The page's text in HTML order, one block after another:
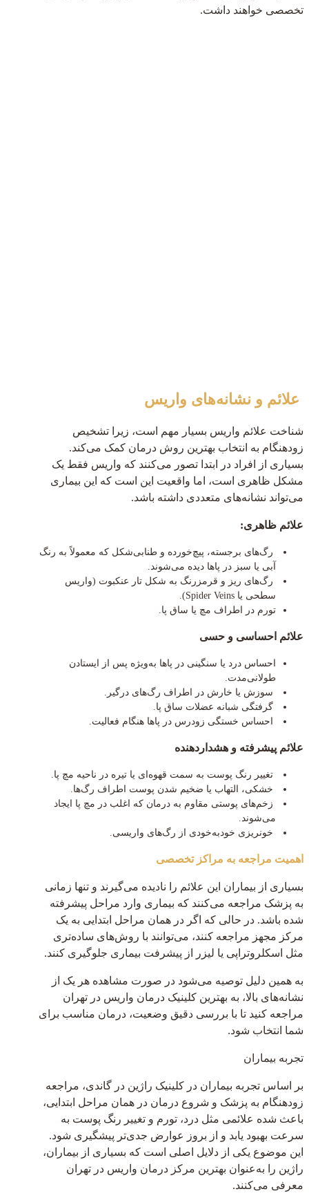
تخصصی خواهند داشت.
علائم و نشانه‌های واریس
شناخت علائم واریس بسیار مهم است، زیرا تشخیص
زودهنگام به انتخاب بهترین روش درمان کمک می‌کند.
بسیاری از افراد در ابتدا تصور می‌کنند که واریس فقط یک
مشکل ظاهری است، اما واقعیت این است که این بیماری
می‌تواند نشانه‌های متعددی داشته باشد.
علائم ظاهری:
رگ‌های برجسته، پیچ‌خورده و طنابی‌شکل که معمولاً به رنگ
آبی یا سبز در پاها دیده می‌شوند.
رگ‌های ریز و قرمزرنگ به شکل تار عنکبوت (واریس
سطحی یا Spider Veins).
تورم در اطراف مچ یا ساق پا.
علائم احساسی و حسی
احساس درد یا سنگینی در پاها به‌ویژه پس از ایستادن
طولانی‌مدت.
سوزش یا خارش در اطراف رگ‌های درگیر.
گرفتگی شبانه عضلات ساق پا.
احساس خستگی زودرس در پاها هنگام فعالیت.
علائم پیشرفته و هشداردهنده
تغییر رنگ پوست به سمت قهوه‌ای یا تیره در ناحیه مچ پا.
خشکی، التهاب یا ضخیم شدن پوست اطراف رگ‌ها.
زخم‌های پوستی مقاوم به درمان که اغلب در مچ پا ایجاد
می‌شوند.
خونریزی خودبه‌خودی از رگ‌های واریسی.
اهمیت مراجعه به مراکز تخصصی
بسیاری از بیماران این علائم را نادیده می‌گیرند و تنها زمانی
به پزشک مراجعه می‌کنند که بیماری وارد مراحل پیشرفته
شده باشد. در حالی که اگر در همان مراحل ابتدایی به یک
مرکز مجهز مراجعه کنند، می‌توانند با روش‌های ساده‌تری
مثل اسکلروتراپی یا لیزر از پیشرفت بیماری جلوگیری کنند.
به همین دلیل توصیه می‌شود در صورت مشاهده هر یک از
نشانه‌های بالا، به بهترین کلینیک درمان واریس در تهران
مراجعه کنید تا با بررسی دقیق وضعیت، درمان مناسب برای
شما انتخاب شود.
تجربه بیماران
بر اساس تجربه بیماران در کلینیک راژین در گاندی، مراجعه
زودهنگام به پزشک و شروع درمان در همان مراحل ابتدایی،
باعث شده علائمی مثل درد، تورم و تغییر رنگ پوست به
سرعت بهبود یابد و از بروز عوارض جدی‌تر پیشگیری شود.
این موضوع یکی از دلایل اصلی است که بسیاری از بیماران،
راژین را به‌عنوان بهترین مرکز درمان واریس در تهران
معرفی می‌کنند.